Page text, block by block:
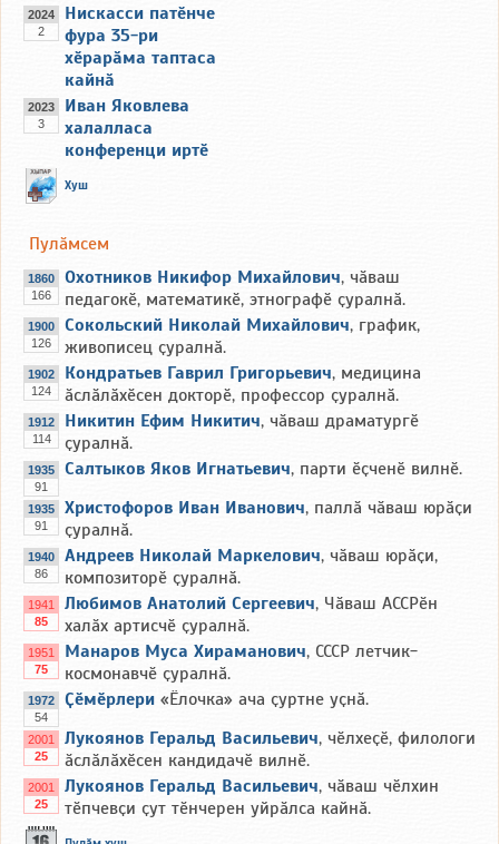
2024
2
Нискасси патӗнче
фура 35-ри
хӗрарӑма таптаса
кайнӑ
2023
3
Иван Яковлева
халалласа
конференци иртӗ
Хуш
Пулӑмсем
1860
166
Охотников Никифор Михайлович, чӑваш
педагокӗ, математикӗ, этнографӗ ҫуралнӑ.
1900
126
Сокольский Николай Михайлович, график,
живописец ҫуралнӑ.
1902
124
Кондратьев Гаврил Григорьевич, медицина
ӑслӑлӑхӗсен докторӗ, профессор ҫуралнӑ.
1912
114
Никитин Ефим Никитич, чӑваш драматургӗ
ҫуралнӑ.
1935
91
Салтыков Яков Игнатьевич, парти ӗҫченӗ вилнӗ.
1935
91
Христофоров Иван Иванович, паллӑ чӑваш юрӑҫи
ҫуралнӑ.
1940
86
Андреев Николай Маркелович, чӑваш юрӑҫи,
композиторӗ ҫуралнӑ.
1941
85
Любимов Анатолий Сергеевич, Чӑваш АССРӗн
халӑх артисчӗ ҫуралнӑ.
1951
75
Манаров Муса Хираманович, СССР летчик-
космонавчӗ ҫуралнӑ.
1972
54
Ҫӗмӗрлери «Ёлочка» ача ҫуртне уҫнӑ.
2001
25
Лукоянов Геральд Васильевич, чӗлхеҫӗ, филологи
ӑслӑлӑхӗсен кандидачӗ вилнӗ.
2001
25
Лукоянов Геральд Васильевич, чӑваш чӗлхин
тӗпчевҫи ҫут тӗнчерен уйрӑлса кайнӑ.